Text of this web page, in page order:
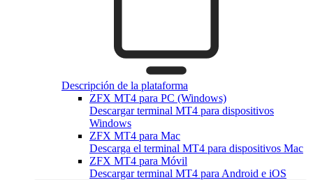
Descripción de la plataforma
ZFX MT4 para PC (Windows)
Descargar terminal MT4 para dispositivos
Windows
ZFX MT4 para Mac
Descarga el terminal MT4 para dispositivos Mac
ZFX MT4 para Móvil
Descargar terminal MT4 para Android e iOS